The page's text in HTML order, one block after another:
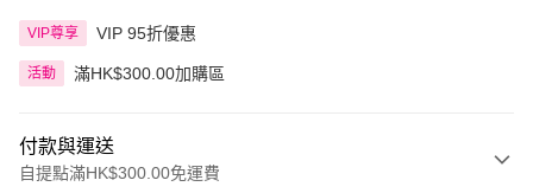
VIP尊享 VIP 95折優惠
活動 滿HK$300.00加購區
付款與運送
自提點滿HK$300.00免運費